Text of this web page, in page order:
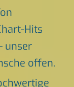
Hits
unser
offen.